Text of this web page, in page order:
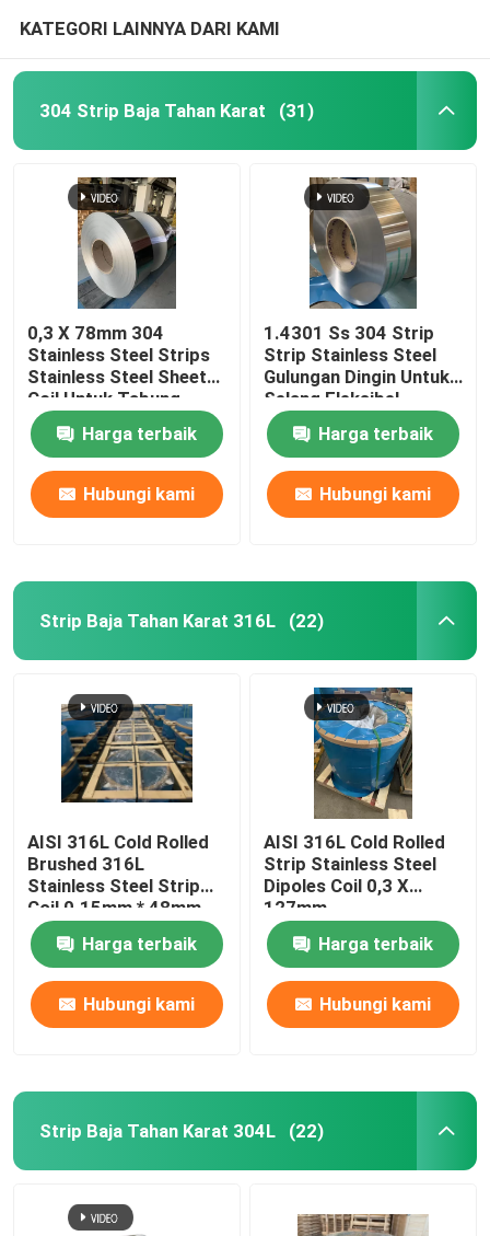
Produk
KATEGORI LAINNYA DARI KAMI
304 Strip Baja Tahan Karat (31)
0,3 X 78mm 304
Stainless Steel Strips
Stainless Steel Sheet
Coil Untuk Tabung
Bergelombang
Harga terbaik
Hubungi kami
1.4301 Ss 304 Strip
Strip Stainless Steel
Gulungan Dingin Untuk
Selang Fleksibel
0,15mm X 47mm
Harga terbaik
Hubungi kami
Strip Baja Tahan Karat 316L (22)
AISI 316L Cold Rolled
Brushed 316L
Stainless Steel Strip
Coil 0.15mm * 48mm
Harga terbaik
Hubungi kami
AISI 316L Cold Rolled
Strip Stainless Steel
Dipoles Coil 0,3 X
127mm
Harga terbaik
Hubungi kami
Strip Baja Tahan Karat 304L (22)